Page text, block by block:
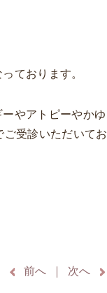
ております。
やアトピーやかゆ
受診いただいてお
前へ 次へ